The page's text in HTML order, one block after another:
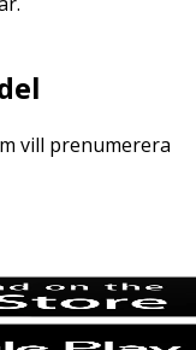
vill prenumerera